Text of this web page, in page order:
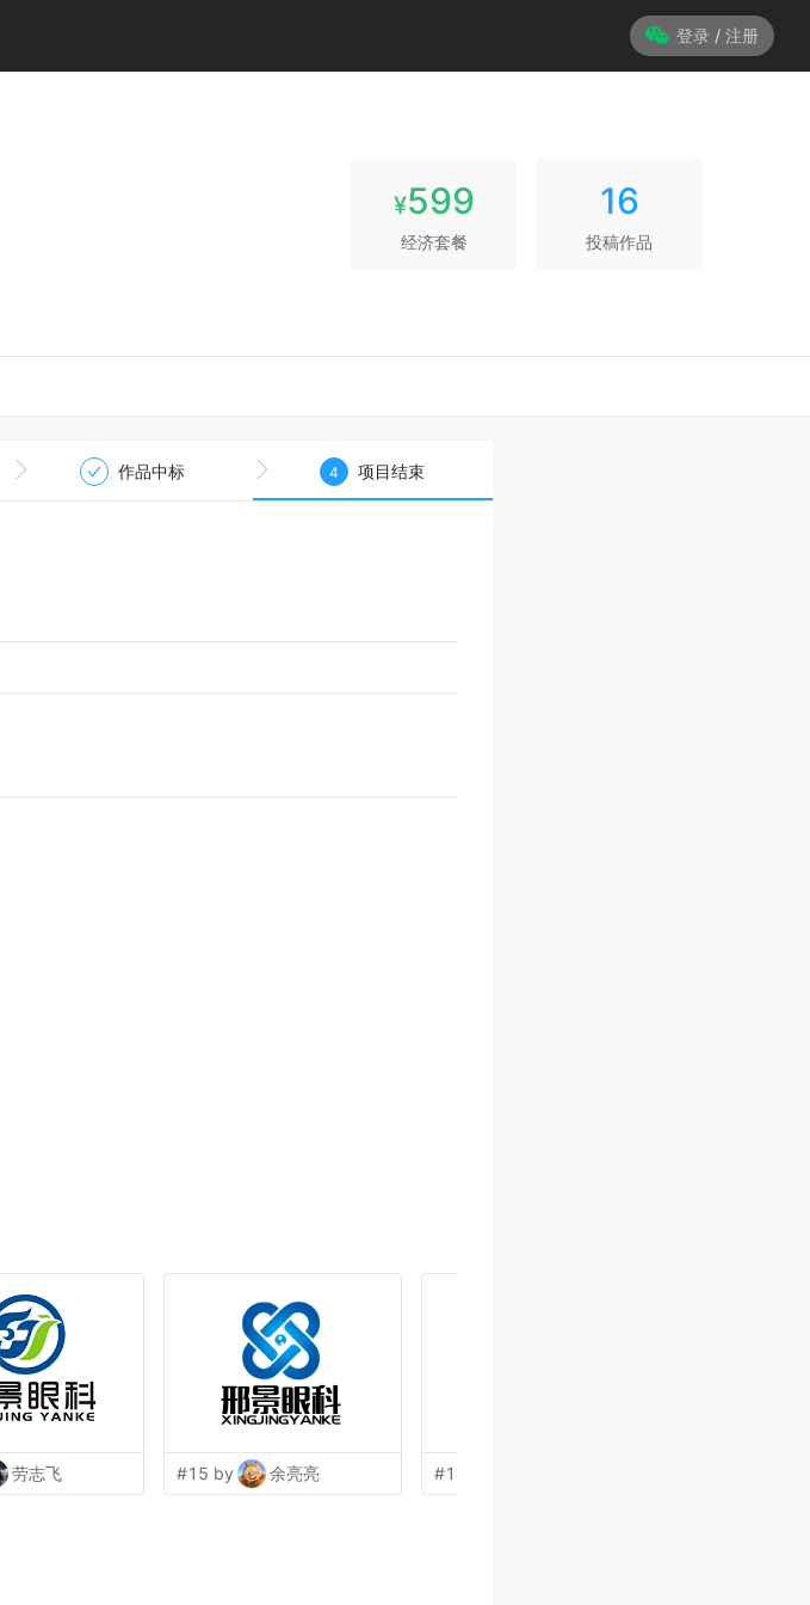
登录 / 注册
¥599
经济套餐
16
投稿作品
作品中标 4 项目结束
劳志飞 #15 by 余亮亮 #14 by